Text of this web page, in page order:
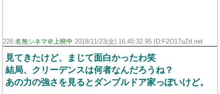
226:名無シネマ＠上映中 2018/11/23(金) 16:45:32.95 ID:F2O17uZd.net
見てきたけど、まじて面白かったわ笑
結局、クリーデンスは何者なんだろうね？
あの力の強さを見るとダンブルドア家っぽいけど。